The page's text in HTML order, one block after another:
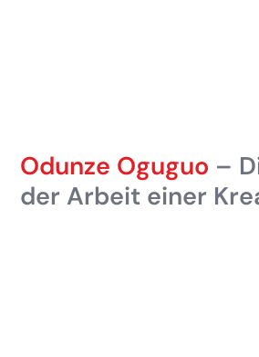
Odunze Oguguo –
der Arbeit einer